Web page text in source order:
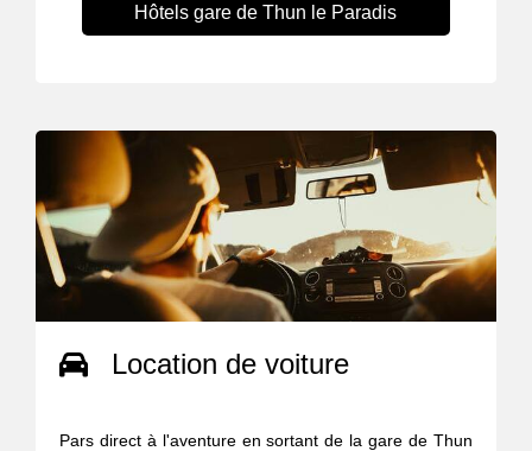
Hôtels gare de Thun le Paradis
Location de voiture
Pars direct à l'aventure en sortant de la gare de Thun